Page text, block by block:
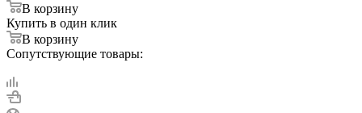
В корзину
Купить в один клик
В корзину
Сопутствующие товары: